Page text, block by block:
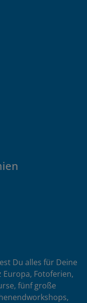
Du alles für Deine
Europa, Fotoferien,
fünf große